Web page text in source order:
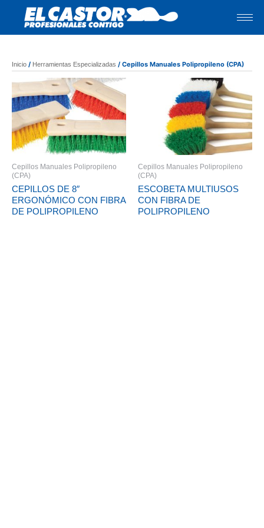
Inicio / Herramientas Especializadas / Cepillos Manuales Polipropileno (CPA)
Cepillos Manuales Polipropileno
(CPA)
CEPILLOS DE 8″
ERGONÓMICO CON FIBRA
DE POLIPROPILENO
Cepillos Manuales Polipropileno
(CPA)
ESCOBETA MULTIUSOS
CON FIBRA DE
POLIPROPILENO